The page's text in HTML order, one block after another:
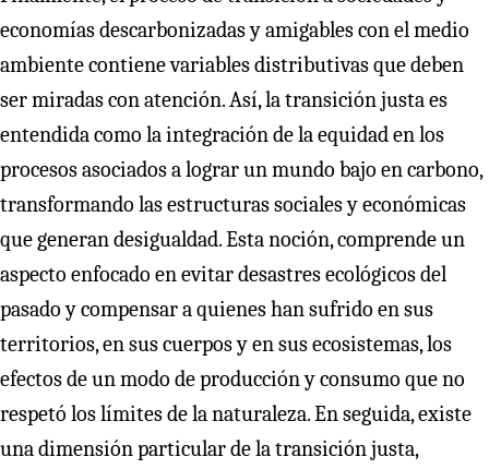
economías descarbonizadas y amigables con el medio
ambiente contiene variables distributivas que deben
ser miradas con atención. Así, la transición justa es
entendida como la integración de la equidad en los
procesos asociados a lograr un mundo bajo en carbono,
transformando las estructuras sociales y económicas
que generan desigualdad. Esta noción, comprende un
aspecto enfocado en evitar desastres ecológicos del
pasado y compensar a quienes han sufrido en sus
territorios, en sus cuerpos y en sus ecosistemas, los
efectos de un modo de producción y consumo que no
respetó los límites de la naturaleza. En seguida, existe
una dimensión particular de la transición justa,